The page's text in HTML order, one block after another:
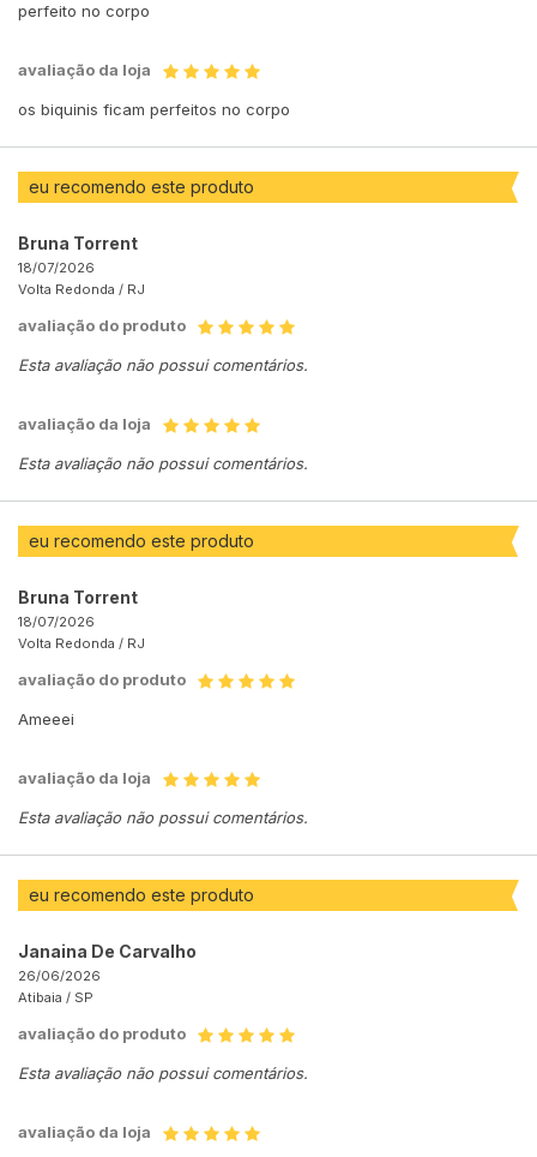
perfeito no corpo
avaliação da loja
os biquinis ficam perfeitos no corpo
eu recomendo este produto
Bruna Torrent
18/07/2026
Volta Redonda / RJ
avaliação do produto
Esta avaliação não possui comentários.
avaliação da loja
Esta avaliação não possui comentários.
eu recomendo este produto
Bruna Torrent
18/07/2026
Volta Redonda / RJ
avaliação do produto
Ameeei
avaliação da loja
Esta avaliação não possui comentários.
eu recomendo este produto
Janaina De Carvalho
26/06/2026
Atibaia / SP
avaliação do produto
Esta avaliação não possui comentários.
avaliação da loja